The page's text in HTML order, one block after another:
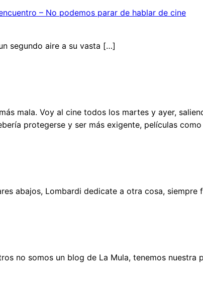
– No podemos parar de hablar de cine
segundo aire a su vasta […]
mala. Voy al cine todos los martes y ayer,
protegerse y ser más exigente, películas
abajos, Lombardi dedicate a otra cosa,
no somos un blog de La Mula, tenemos nuestra